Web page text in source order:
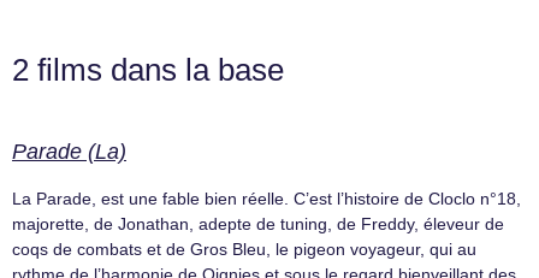
2 films dans la base
Parade (La)
La Parade, est une fable bien réelle. C’est l’histoire de Cloclo n°18,
majorette, de Jonathan, adepte de tuning, de Freddy, éleveur de
coqs de combats et de Gros Bleu, le pigeon voyageur, qui au